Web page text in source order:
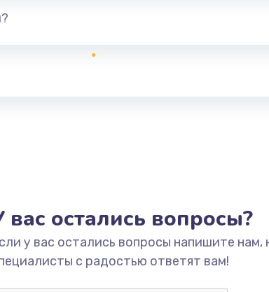
вас остались вопросы?
у вас остались вопросы напишите нам,
с радостью ответят вам!